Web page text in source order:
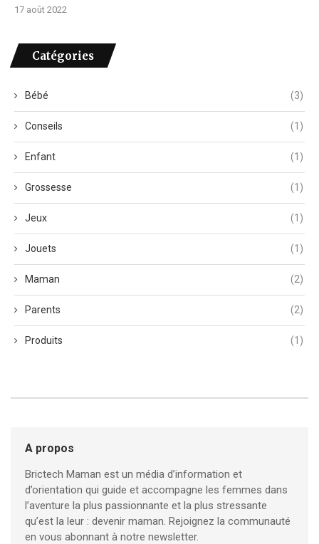
17 août 2022
Catégories
Bébé (3)
Conseils (1)
Enfant (1)
Grossesse (1)
Jeux (1)
Jouets (1)
Maman (2)
Parents (2)
Produits (1)
A propos
Brictech Maman est un média d’information et
d’orientation qui guide et accompagne les femmes dans
l’aventure la plus passionnante et la plus stressante
qu’est la leur : devenir maman. Rejoignez la communauté
en vous abonnant à notre newsletter.